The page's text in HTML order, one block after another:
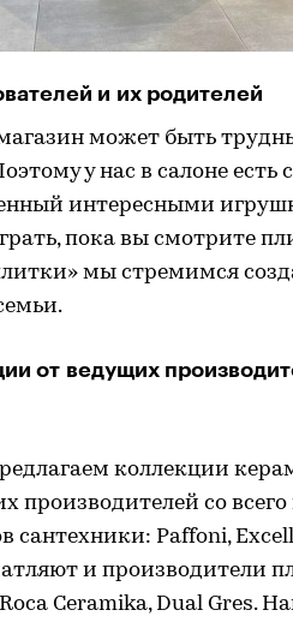
и их родителей
может быть
у нас в салоне есть
интересными
пока вы смотрите
мы стремимся
от ведущих
коллекции
производителей со
сантехники: Paffoni,
и производители
Ceramika, Dual Gres.